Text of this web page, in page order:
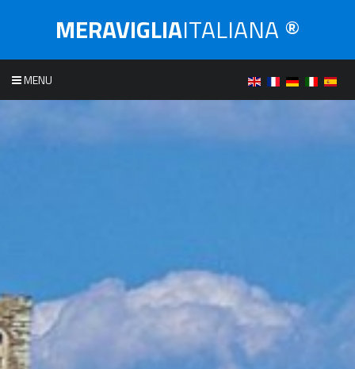
MERAVIGLIAITALIANA ®
MENU